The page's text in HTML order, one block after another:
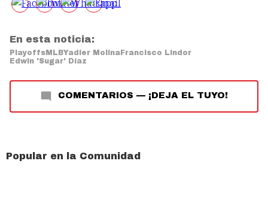
En esta noticia:
PlayoffsMLBYadier MolinaFrancisco Lindor
Edwin 'Sugar' Díaz
COMENTARIOS — ¡DEJA EL TUYO!
Popular en la Comunidad